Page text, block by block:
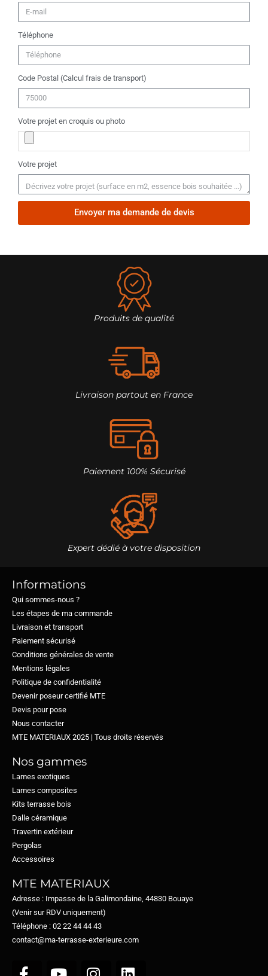
Téléphone
Code Postal (Calcul frais de transport)
Votre projet en croquis ou photo
Votre projet
Envoyer ma demande de devis
Produits de qualité
Livraison partout en France
Paiement 100% Sécurisé
Expert dédié à votre disposition
Informations
Qui sommes-nous ?
Les étapes de ma commande
Livraison et transport
Paiement sécurisé
Conditions générales de vente
Mentions légales
Politique de confidentialité
Devenir poseur certifié MTE
Devis pour pose
Nous contacter
MTE MATERIAUX 2025 | Tous droits réservés​
Nos gammes
Lames exotiques
Lames composites
Kits terrasse bois
Dalle céramique
Travertin extérieur
Pergolas
Accessoires
MTE MATERIAUX
Adresse : Impasse de la Galimondaine, 44830 Bouaye
(Venir sur RDV uniquement)
Téléphone : 02 22 44 44 43
contact@ma-terrasse-exterieure.com